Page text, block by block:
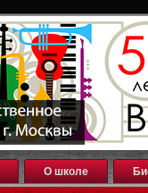
О школе